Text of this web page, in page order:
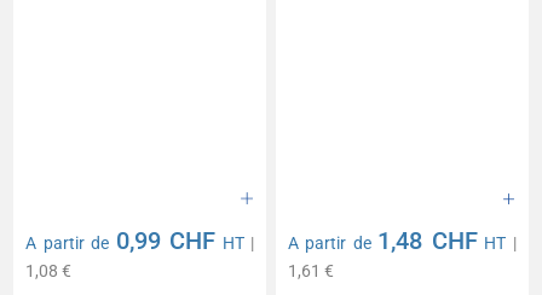
A partir de 0,99 CHF HT|
1,08 €
A partir de 1,48 CHF HT |
1,61 €